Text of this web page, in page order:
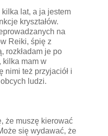
kilka lat, a ja jestem
kryształów.
na
Reiki, śpię z
rozkładam je po
kilka mam w
nimi też przyjaciół i
ludzi.
że muszę kierować
się wydawać, że